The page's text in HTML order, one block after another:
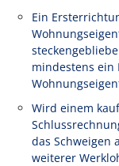
Ein
mindestens ein
Wird einem
das Schweigen
weiterer